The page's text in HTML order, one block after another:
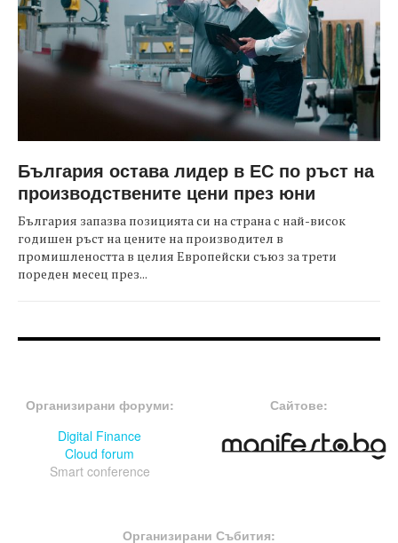
България остава лидер в ЕС по ръст на
производствените цени през юни
България запазва позицията си на страна с най-висок
годишен ръст на цените на производител в
промишлеността в целия Европейски съюз за трети
пореден месец през...
Организирани форуми:
Digital Finance
Cloud forum
Smart conference
Сайтове:
Организирани Събития: